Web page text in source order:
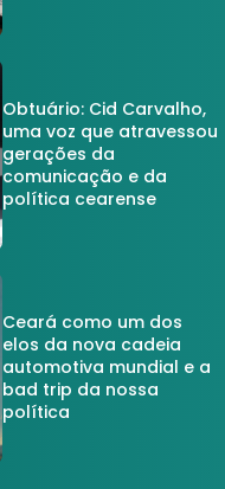
Obtuário: Cid Carvalho,
uma voz que atravessou
gerações da
comunicação e da
política cearense
Ceará como um dos
elos da nova cadeia
automotiva mundial e a
bad trip da nossa
política